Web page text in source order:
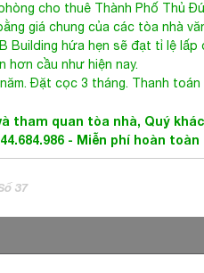
cho thuê Thành Phố Thủ
giá chung của các tòa nhà
Building hứa hẹn sẽ đạt tỉ lệ
hơn cầu như hiện nay.
Đặt cọc 3 tháng. Thanh
tham quan tòa nhà, Quý
- Miễn phí hoàn toàn
37